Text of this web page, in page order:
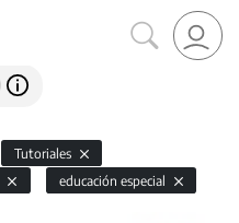
Tutoriales
educación especial